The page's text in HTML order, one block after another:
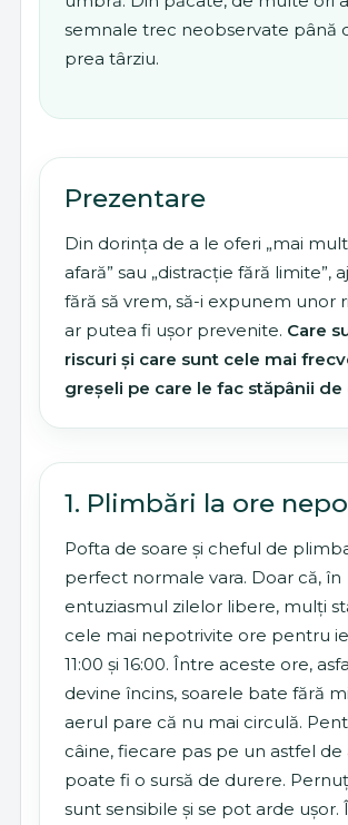
semnale trec neobservate până
prea târziu.
Prezentare
Din dorința de a le oferi „mai
afară” sau „distracție fără limite”,
fără să vrem, să-i expunem unor
ar putea fi ușor prevenite. Care
riscuri și care sunt cele mai
greșeli pe care le fac stăpânii de
1. Plimbări la ore
Pofta de soare și cheful de
perfect normale vara. Doar că, în
entuziasmul zilelor libere, mulți
cele mai nepotrivite ore pentru
11:00 și 16:00. Între aceste ore,
devine încins, soarele bate fără
aerul pare că nu mai circulă.
câine, fiecare pas pe un astfel de
poate fi o sursă de durere.
sunt sensibile și se pot arde ușor.